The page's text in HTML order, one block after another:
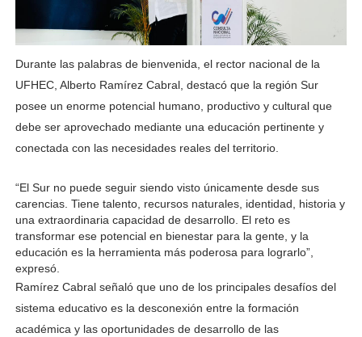
Durante las palabras de bienvenida, el rector nacional de la
UFHEC, Alberto Ramírez Cabral, destacó que la región Sur
posee un enorme potencial humano, productivo y cultural que
debe ser aprovechado mediante una educación pertinente y
conectada con las necesidades reales del territorio.
“El Sur no puede seguir siendo visto únicamente desde sus
carencias. Tiene talento, recursos naturales, identidad, historia y
una extraordinaria capacidad de desarrollo. El reto es
transformar ese potencial en bienestar para la gente, y la
educación es la herramienta más poderosa para lograrlo”,
expresó.
Ramírez Cabral señaló que uno de los principales desafíos del
sistema educativo es la desconexión entre la formación
académica y las oportunidades de desarrollo de las